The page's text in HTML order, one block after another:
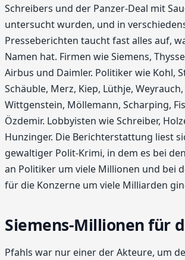
Schreibers und der Panzer-Deal mit
untersucht wurden, und in
Presseberichten taucht fast alles auf,
Namen hat. Firmen wie Siemens,
Airbus und Daimler. Politiker wie Kohl,
Schäuble, Merz, Kiep, Lüthje,
Wittgenstein, Möllemann, Scharping,
Özdemir. Lobbyisten wie Schreiber,
Hunzinger. Die Berichterstattung liest
gewaltiger Polit-Krimi, in dem es bei
an Politiker um viele Millionen und bei
für die Konzerne um viele Milliarden
Siemens-Millionen für
Pfahls war nur einer der Akteure, um